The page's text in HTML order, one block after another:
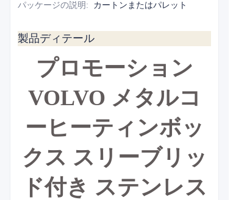
パッケージの説明 : カートンまたはパレット
製品ディテール
プロモーション
VOLVO メタルコ
ーヒーティンボッ
クス スリーブリッ
ド付き ステンレス